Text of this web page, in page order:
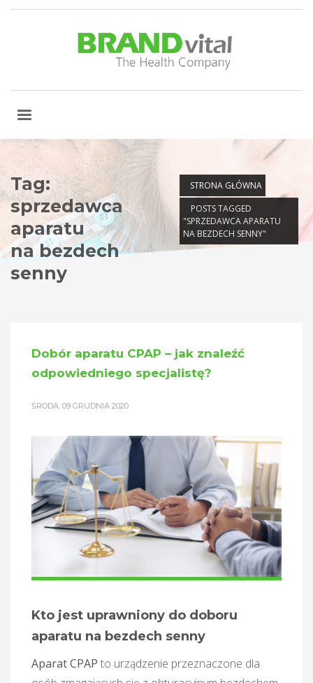
STRONA GŁÓWNA
POSTS TAGGED
"SPRZEDAWCA APARATU
NA BEZDECH SENNY"
Tag:
sprzedawca
aparatu
na bezdech
senny
Dobór aparatu CPAP – jak znaleźć
odpowiedniego specjalistę?
ŚRODA, 09 GRUDNIA 2020
Kto jest uprawniony do doboru
aparatu na bezdech senny
Aparat CPAP to urządzenie przeznaczone dla